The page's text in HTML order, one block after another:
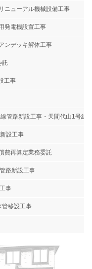
ニューアル機械設備工事
発電機設置工事
ンデッキ解体工事
託
工事
管路新設工事・天間代山1号線
設工事
費再算定業務委託
路新設工事
事
管移設工事